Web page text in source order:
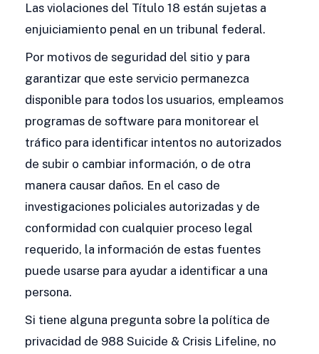
Las violaciones del Título 18 están sujetas a
enjuiciamiento penal en un tribunal federal.
Por motivos de seguridad del sitio y para
garantizar que este servicio permanezca
disponible para todos los usuarios, empleamos
programas de software para monitorear el
tráfico para identificar intentos no autorizados
de subir o cambiar información, o de otra
manera causar daños. En el caso de
investigaciones policiales autorizadas y de
conformidad con cualquier proceso legal
requerido, la información de estas fuentes
puede usarse para ayudar a identificar a una
persona.
Si tiene alguna pregunta sobre la política de
privacidad de 988 Suicide & Crisis Lifeline, no